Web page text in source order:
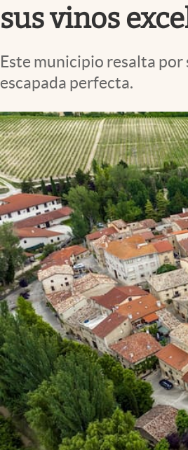
sus vinos
Este municipio resalta
escapada perfecta.